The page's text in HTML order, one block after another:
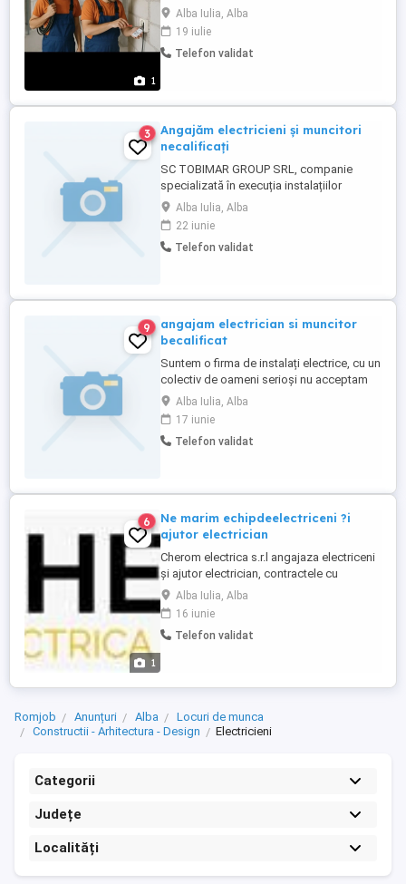
1
noastre te așteptăm. Nu acceptam
persoane cu caractere ne adecvate sau
consumatoare de alcool.
Alba Iulia, Alba
19 iulie
Telefon validat
3
Angajăm electricieni și muncitori
necalificați
SC TOBIMAR GROUP SRL, companie
specializată în execuția instalațiilor
electrice industriale, își extinde echipa și
recrutează electricieni calificați și
muncitori necalificați pentru lucrări
desfășurate pe șantiere industriale. Dacă
Alba Iulia, Alba
22 iunie
Telefon validat
9
angajam electrician si muncitor
becalificat
Suntem o firma de instalați electrice, cu un
colectiv de oameni serioși nu acceptam
persoane care consuma alcool sau nu au
responsabilitatea sa fie integrați intr un
colectiv
Alba Iulia, Alba
17 iunie
Telefon validat
1
6
Ne marim echipdeelectriceni ?i
ajutor electrician
Cherom electrica s.r.l angajaza electriceni
și ajutor electrician, contractele cu
importanți colaboratori ne impune în
creșterea numărul salariaților. Angajați pot
face și curs de calificare în cadrul
societății noastre. Tel.
Alba Iulia, Alba
16 iunie
Telefon validat
Romjob Anunțuri Alba
Locuri de munca
Constructii - Arhitectura - Design
Electricieni
Categorii
Județe
Localități